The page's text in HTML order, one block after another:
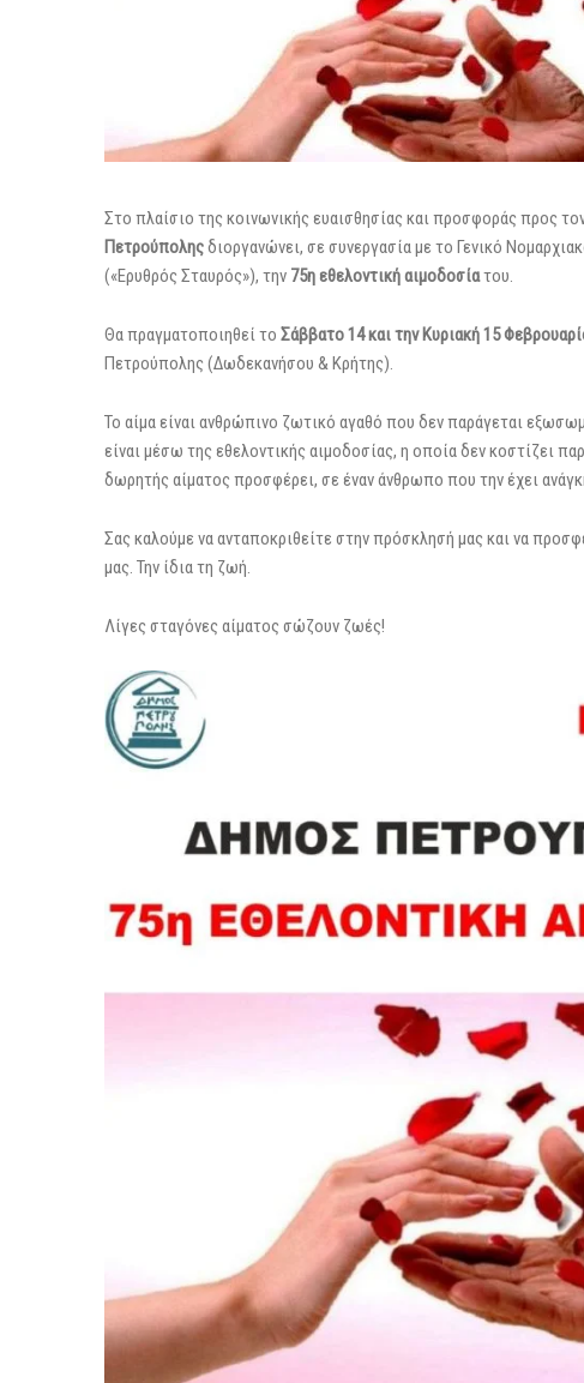
Στο πλαίσιο της κοινωνικής ευαισθησίας και προσφοράς προς
Πετρούποληςδιοργανώνει, σε συνεργασία με το Γενικό
(«Ερυθρός Σταυρός»), την 75η εθελοντική αιμοδοσίατου.
Θα πραγματοποιηθεί το Σάββατο 14 και την Κυριακή 15
Πετρούπολης (Δωδεκανήσου & Κρήτης).
Το αίμα είναι ανθρώπινο ζωτικό αγαθό που δεν παράγεται
είναι μέσω της εθελοντικής αιμοδοσίας, η οποία δεν κοστίζει
δωρητής αίματος προσφέρει, σε έναν άνθρωπο που την έχει
Σας καλούμε να ανταποκριθείτε στην πρόσκλησή μας και να
μας. Την ίδια τη ζωή.
Λίγες σταγόνες αίματος σώζουν ζωές!